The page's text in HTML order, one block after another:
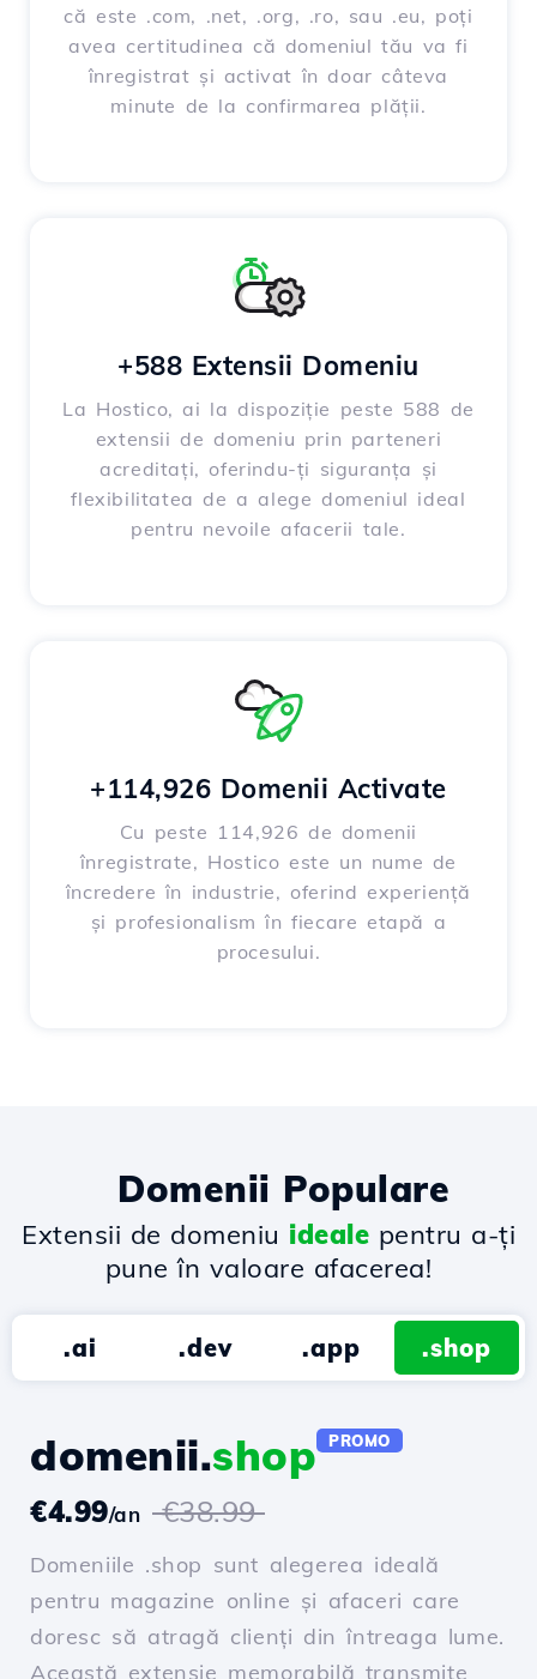
că este .com, .net, .org, .ro, sau .eu, poți
avea certitudinea că domeniul tău va fi
înregistrat și activat în doar câteva
minute de la confirmarea plății.
+588 Extensii Domeniu
La Hostico, ai la dispoziție peste 588 de
extensii de domeniu prin parteneri
acreditați, oferindu-ți siguranța și
flexibilitatea de a alege domeniul ideal
pentru nevoile afacerii tale.
+114,926 Domenii Activate
Cu peste 114,926 de domenii
înregistrate, Hostico este un nume de
încredere în industrie, oferind experiență
și profesionalism în fiecare etapă a
procesului.
Domenii Populare
Extensii de domeniu ideale pentru a-ți
pune în valoare afacerea!
.ai .dev .app .shop
domenii.shop PROMO
€4.99/an €38.99
Domeniile .shop sunt alegerea ideală
pentru magazine online și afaceri care
doresc să atragă clienți din întreaga lume.
Această extensie memorabilă transmite